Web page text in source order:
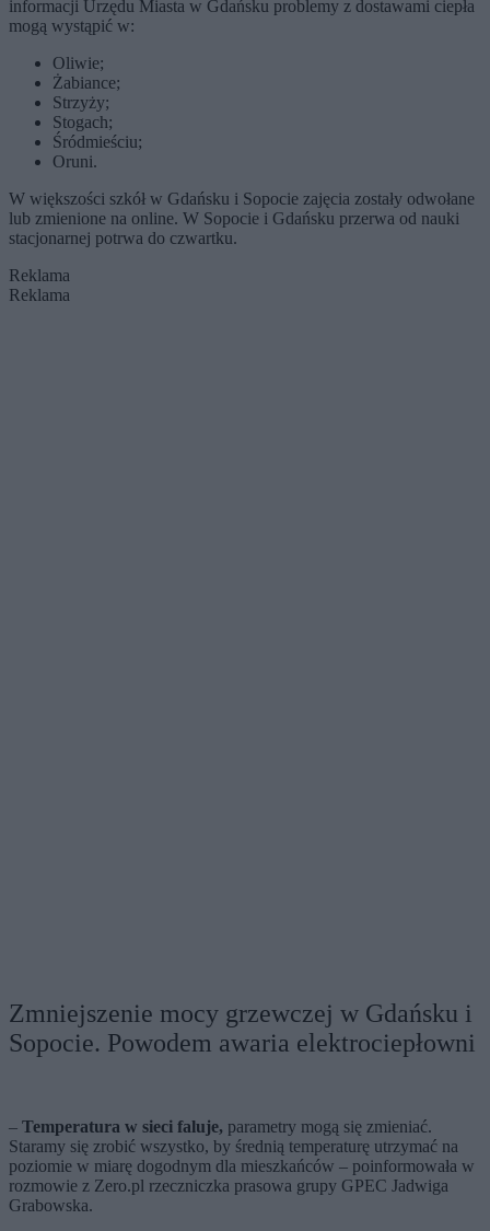
informacji Urzędu Miasta w Gdańsku problemy z dostawami ciepła
mogą wystąpić w:
Oliwie;
Żabiance;
Strzyży;
Stogach;
Śródmieściu;
Oruni.
W większości szkół w Gdańsku i Sopocie zajęcia zostały odwołane
lub zmienione na online. W Sopocie i Gdańsku przerwa od nauki
stacjonarnej potrwa do czwartku.
Reklama
Reklama
Zmniejszenie mocy grzewczej w Gdańsku i
Sopocie. Powodem awaria elektrociepłowni
– Temperatura w sieci faluje, parametry mogą się zmieniać.
Staramy się zrobić wszystko, by średnią temperaturę utrzymać na
poziomie w miarę dogodnym dla mieszkańców – poinformowała w
rozmowie z Zero.pl rzeczniczka prasowa grupy GPEC Jadwiga
Grabowska.